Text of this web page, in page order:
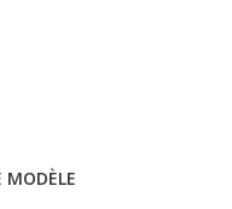
MODÈLE